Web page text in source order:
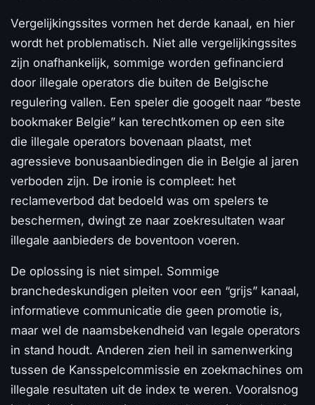
Vergelijkingssites vormen het derde kanaal, en hier
wordt het problematisch. Niet alle vergelijkingssites
zijn onafhankelijk, sommige worden gefinancierd
door illegale operators die buiten de Belgische
regulering vallen. Een speler die googelt naar “beste
bookmaker Belgie” kan terechtkomen op een site
die illegale operators bovenaan plaatst, met
agressieve bonusaanbiedingen die in Belgie al jaren
verboden zijn. De ironie is compleet: het
reclameverbod dat bedoeld was om spelers te
beschermen, dwingt ze naar zoekresultaten waar
illegale aanbieders de boventoon voeren.
De oplossing is niet simpel. Sommige
branchedeskundigen pleiten voor een “grijs” kanaal,
informatieve communicatie die geen promotie is,
maar wel de naamsbekendheid van legale operators
in stand houdt. Anderen zien heil in samenwerking
tussen de Kansspelcommissie en zoekmachines om
illegale resultaten uit de index te weren. Vooralsnog